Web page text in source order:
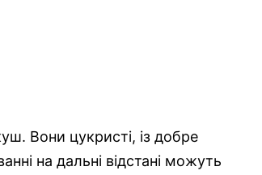
Вони цукристі, із добре
на дальні відстані можуть